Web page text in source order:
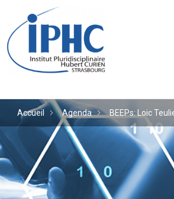
Institut
Accueil Agenda BEEPs: Loic